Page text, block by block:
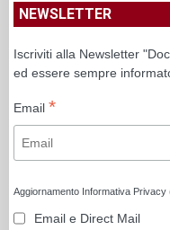
NEWSLETTER
Iscriviti alla Newsletter
ed essere sempre
Email *
Aggiornamento Informativa
Email e Direct Mail